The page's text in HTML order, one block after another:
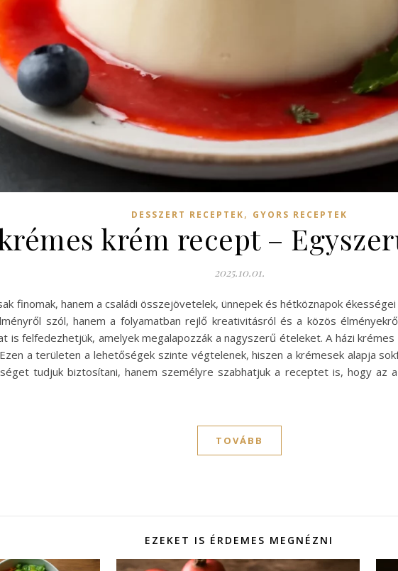
DESSZERT RECEPTEK, GYORS RECEPTEK
krém recept –
2025.10.01.
finomak, hanem a családi összejövetelek, ünnepek és hétköznapok
szól, hanem a folyamatban rejlő kreativitásról és a közös
is felfedezhetjük, amelyek megalapozzák a nagyszerű ételeket. A házi
a területen a lehetőségek szinte végtelenek, hiszen a krémesek alapja
tudjuk biztosítani, hanem személyre szabhatjuk a receptet is, hogy az
TOVÁBB
EZEKET IS ÉRDEMES MEGNÉZNI